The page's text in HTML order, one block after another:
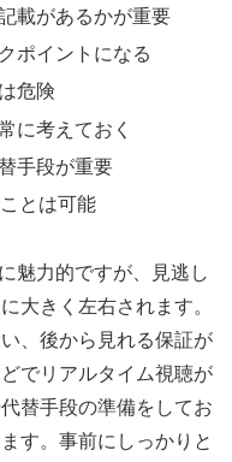
載があるかが重要
ポイントになる
危険
に考えておく
手段が重要
とは可能
魅力的ですが、見逃し
大きく左右されます。
、後から見れる保証が
でリアルタイム視聴が
替手段の準備をしてお
す。事前にしっかりと